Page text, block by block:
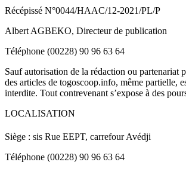
Récépissé N°0044/HAAC/12-2021/PL/P
Albert AGBEKO, Directeur de publication
Téléphone (00228) 90 96 63 64
Sauf autorisation de la rédaction ou partenariat
des articles de togoscoop.info, même partielle,
interdite. Tout contrevenant s’expose à des
LOCALISATION
Siège : sis Rue EEPT, carrefour Avédji
Téléphone (00228) 90 96 63 64